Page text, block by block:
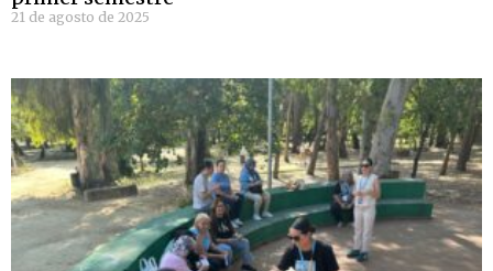
21 de agosto de 2025